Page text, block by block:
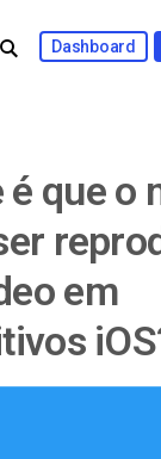
Dashboard
é que o
em